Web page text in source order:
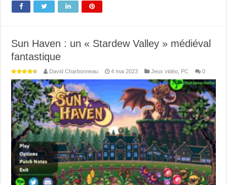
Sun Haven : un « Stardew Valley » médiéval
fantastique
David Charbonneau 4 mai 2023 Jeux vidéo PC 0